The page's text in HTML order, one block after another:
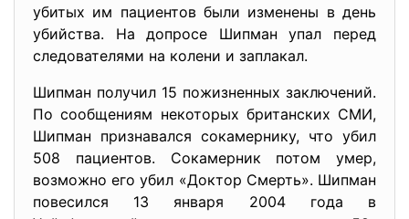
убитых им пациентов были изменены в день
убийства. На допросе Шипман упал перед
следователями на колени и заплакал.
Шипман получил 15 пожизненных заключений.
По сообщениям некоторых британских СМИ,
Шипман признавался сокамернику, что убил
508 пациентов. Сокамерник потом умер,
возможно его убил «Доктор Смерть». Шипман
повесился 13 января 2004 года в